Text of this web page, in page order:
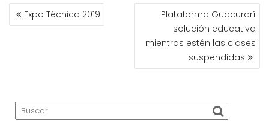
NAVEGACIÓN
DEExpo Técnica 2019
Plataforma Guacurarí
solución educativa
mientras estén las clases
suspendidas